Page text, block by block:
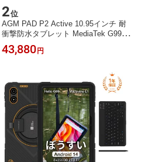
2位
AGM PAD P2 Active 10.95インチ 耐
衝撃防水タブレット MediaTek G99 1
6G（8+8） RAM+256GB 1920x1200
FHD+ 90Hz IP68/IP69K/810H認証 80
43,880円